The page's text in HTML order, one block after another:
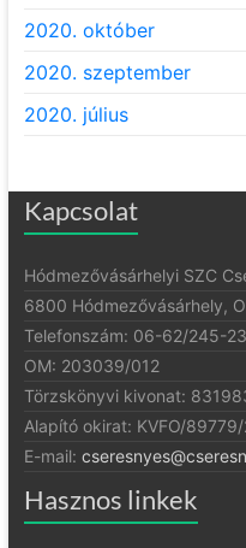
2020. október
2020. szeptember
2020. július
Kapcsolat
Hódmezővásárhelyi SZC
6800 Hódmezővásárhely,
Telefonszám: 06-62/245-
OM: 203039/012
Törzskönyvi kivonat:
Alapító okirat: KVFO/89779/
E-mail:
Hasznos linkek